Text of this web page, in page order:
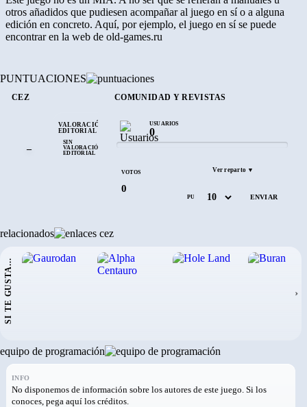
otros añadidos que pudiesen acompañar al juego en sí o a alguna
edición en concreto. Aquí, por ejemplo, el juego en sí se puede
encontrar en la web de old-games.ru
PUNTUACIONES
CEZ
–
VALORACIÓN
EDITORIAL
SIN
VALORACIÓN
EDITORIAL
COMUNIDAD Y REVISTAS
USUARIOS
0
VOTOS
0
Ver reparto ▼
PUNTÚA
relacionados
SI TE GUSTA... ›
equipo de programación
INFO
No disponemos de información sobre los autores de este juego. Si los
conoces, pega aquí los créditos.